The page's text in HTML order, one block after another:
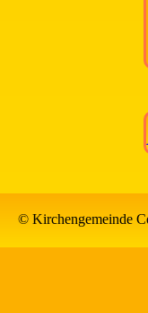
© Kirchengemeinde